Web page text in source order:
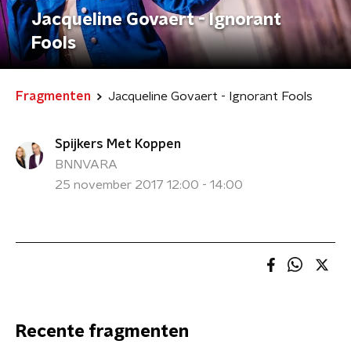
Jacqueline Govaert - Ignorant
Fools
Fragmenten Jacqueline Govaert - Ignorant Fools
Spijkers Met Koppen
BNNVARA
25 november 2017 12:00 - 14:00
Recente fragmenten